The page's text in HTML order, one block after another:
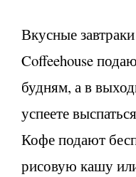
Вкусные
Coffeehouse
будням, а в
успеете
Кофе подают
рисовую кашу